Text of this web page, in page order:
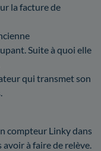
la facture de
Suite à quoi elle
qui transmet son
compteur Linky dans
à faire de relève.